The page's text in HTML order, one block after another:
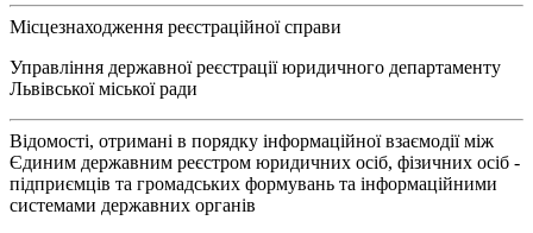
Місцезнаходження реєстраційної справи
Управління державної реєстрації юридичного департаменту
Львівської міської ради
Відомості, отримані в порядку інформаційної взаємодії між
Єдиним державним реєстром юридичних осіб, фізичних осіб -
підприємців та громадських формувань та інформаційними
системами державних органів